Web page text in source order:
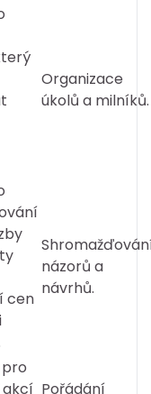
Organizace
úkolů a milníků.
cen
názorů a
návrhů.
Pořádání